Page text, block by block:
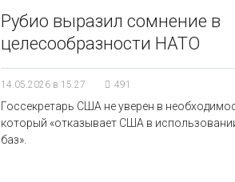
Рубио выразил сомнение в
целесообразности НАТО
14.05.2026 в 15:27 491
Госсекретарь США не уверен в
который «отказывает США в
баз».